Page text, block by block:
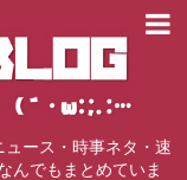
ース・時事ネタ・速
んでもまとめていま